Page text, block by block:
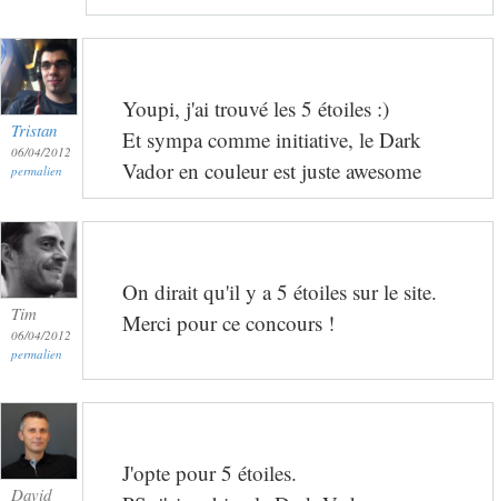
Tristan
06/04/2012
permalien
Youpi, j'ai trouvé les 5 étoiles :)
Et sympa comme initiative, le Dark
Vador en couleur est juste awesome
Tim
06/04/2012
permalien
On dirait qu'il y a 5 étoiles sur le site.
Merci pour ce concours !
David
J'opte pour 5 étoiles.